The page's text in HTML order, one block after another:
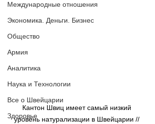
Международные отношения
Экономика. Деньги. Бизнес
Общество
Армия
Аналитика
Наука и Технологии
Все о Швейцарии
Здоровье
Кантон Швиц имеет самый низкий
уровень натурализации в Швейцарии //